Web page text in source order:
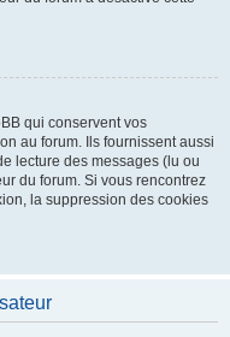
qui conservent vos
au forum. Ils fournissent aussi
lecture des messages (lu ou
du forum. Si vous rencontrez
la suppression des cookies